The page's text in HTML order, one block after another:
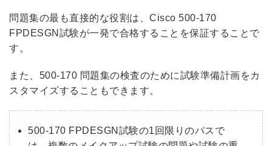
問題集の最も直接的な役割は、Cisco 500-170
FPDESGN試験が一発で合格することを保証することで
す。
また、500-170 問題集の検査のために試験準備計画をカ
スタマイズすることもできます。
500-170 FPDESGN試験の1回限りのパスで